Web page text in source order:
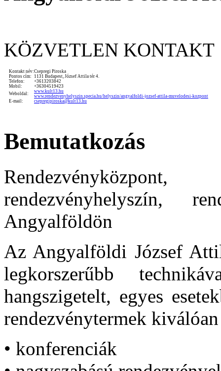
KÖZVETLEN KONTAKT
Kontakt név:Csepregi Piroska
Pontos cím:
1131 Budapest, József Attila tér 4.
Telefon:
+3613203842
Mobil:
+36304519423
Weboldal:
www.kult13.hu
www.rendezvenyhelyszin.specia.hu/helyszin/angyalfoldi-jozsef-attila-muvelodesi-kozpont
E-mail:
csepregipiroska@kult13.hu
Bemutatkozás
rendezvényhelyszín,
Angyalföldön
Az Angyalföldi József
legkorszerűbb
hangszigetelt, egyes
rendezvénytermek
• konferenciák